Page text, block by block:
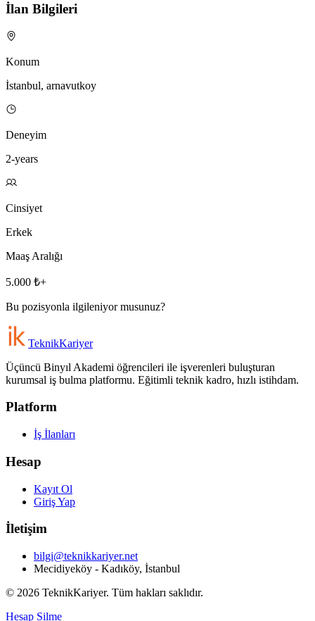
İlan Bilgileri
Konum
İstanbul, arnavutkoy
Deneyim
2-years
Cinsiyet
Erkek
Maaş Aralığı
5.000 ₺+
Bu pozisyonla ilgileniyor musunuz?
TeknikKariyer
Üçüncü Binyıl Akademi öğrencileri ile işverenleri buluşturan
kurumsal iş bulma platformu. Eğitimli teknik kadro, hızlı istihdam.
Platform
İş İlanları
Hesap
Kayıt Ol
Giriş Yap
İletişim
bilgi@teknikkariyer.net
Mecidiyeköy - Kadıköy, İstanbul
© 2026 TeknikKariyer. Tüm hakları saklıdır.
Hesap Silme